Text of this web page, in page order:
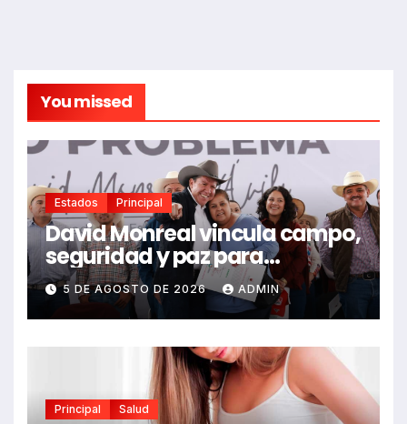
You missed
Estados Principal
David Monreal vincula campo,
seguridad y paz para
Zacatecas
5 DE AGOSTO DE 2026 ADMIN
Principal Salud